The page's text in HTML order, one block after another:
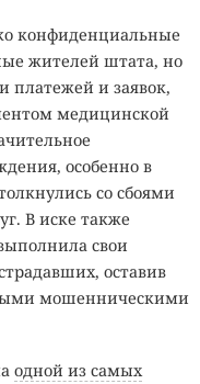
конфиденциальные
жителей штата, но
платежей и заявок,
медицинской
особенно в
со сбоями
В иске также
свои
оставив
мошенническими
одной из самых